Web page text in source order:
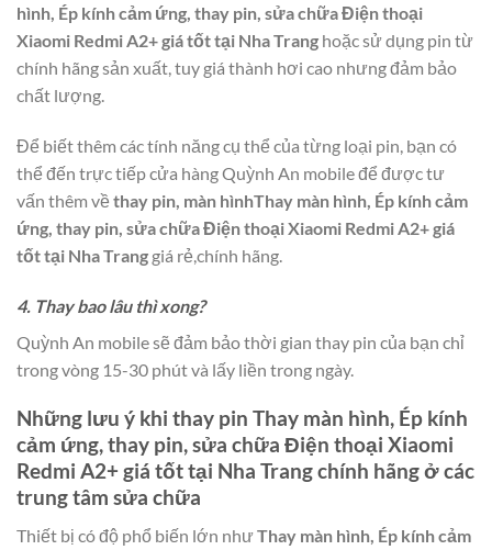
hình, Ép kính cảm ứng, thay pin, sửa chữa Điện thoại
Xiaomi Redmi A2+ giá tốt tại Nha Trang hoặc sử dụng pin từ
chính hãng sản xuất, tuy giá thành hơi cao nhưng đảm bảo
chất lượng.
Để biết thêm các tính năng cụ thể của từng loại pin, bạn có
thể đến trực tiếp cửa hàng Quỳnh An mobile để được tư
vấn thêm về thay pin, màn hìnhThay màn hình, Ép kính cảm
ứng, thay pin, sửa chữa Điện thoại Xiaomi Redmi A2+ giá
tốt tại Nha Trang giá rẻ,chính hãng.
4. Thay bao lâu thì xong?
Quỳnh An mobile sẽ đảm bảo thời gian thay pin của bạn chỉ
trong vòng 15-30 phút và lấy liền trong ngày.
Những lưu ý khi thay pin Thay màn hình, Ép kính
cảm ứng, thay pin, sửa chữa Điện thoại Xiaomi
Redmi A2+ giá tốt tại Nha Trangchính hãng ở các
trung tâm sửa chữa
Thiết bị có độ phổ biến lớn nhưThay màn hình, Ép kính cảm